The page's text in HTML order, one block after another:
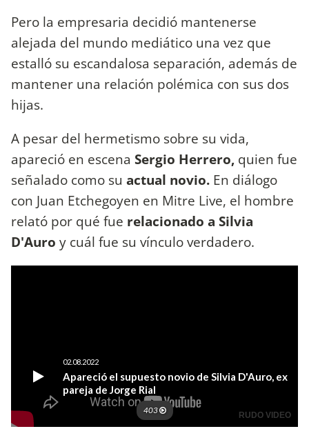
Pero la empresaria decidió mantenerse
alejada del mundo mediático una vez que
estalló su escandalosa separación, además de
mantener una relación polémica con sus dos
hijas.
A pesar del hermetismo sobre su vida,
apareció en escena Sergio Herrero, quien fue
señalado como su actual novio. En diálogo
con Juan Etchegoyen en Mitre Live, el hombre
relató por qué fue relacionado a Silvia
D'Auro y cuál fue su vínculo verdadero.